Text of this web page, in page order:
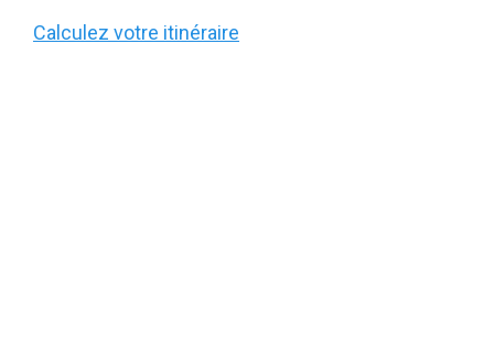
Calculez votre itinéraire